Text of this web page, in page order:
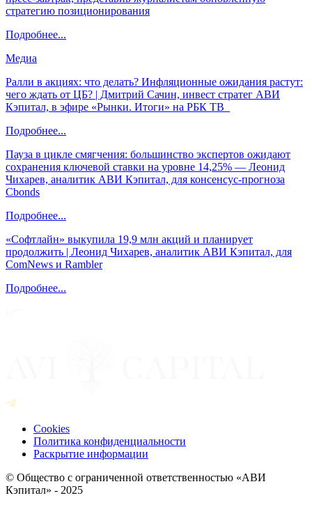
стратегию позиционирования
Подробнее...
Медиа
Ралли в акциях: что делать? Инфляционные ожидания растут:
чего ждать от ЦБ? | Дмитрий Сачин, инвест стратег АВИ
Кэпитал, в эфире «Рынки. Итоги» на РБК ТВ
Подробнее...
Пауза в цикле смягчения: большинство экспертов ожидают
сохранения ключевой ставки на уровне 14,25% — Леонид
Чихарев, аналитик АВИ Кэпитал, для консенсус-прогноза
Cbonds
Подробнее...
«Софтлайн» выкупила 19,9 млн акций и планирует
продолжить | Леонид Чихарев, аналитик АВИ Кэпитал, для
ComNews и Rambler
Подробнее...
Cookies
Политика конфиденциальности
Раскрытие информации
© Общество с ограниченной ответственностью «АВИ
Кэпитал» - 2025